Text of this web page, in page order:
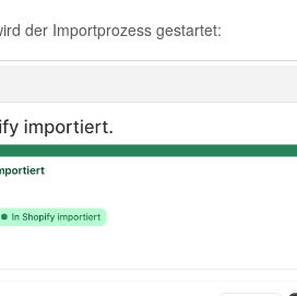
der Importprozess gestartet: